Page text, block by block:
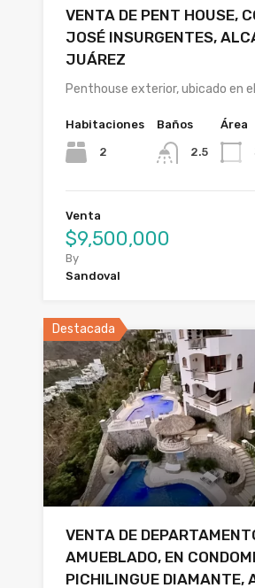
VENTA DE PENT HOUSE,
JOSÉ INSURGENTES,
JUÁREZ
Penthouse exterior, ubicado en
Habitaciones
2
Baños
2.5
Área
Venta
$9,500,000
By
Sandoval
Destacada
VENTA DE
AMUEBLADO, EN
PICHILINGUE DIAMANTE,